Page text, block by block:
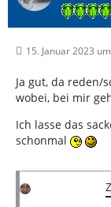
15. Januar 2023
Ja gut, da reden/
wobei, bei mir
Ich lasse das
schonmal